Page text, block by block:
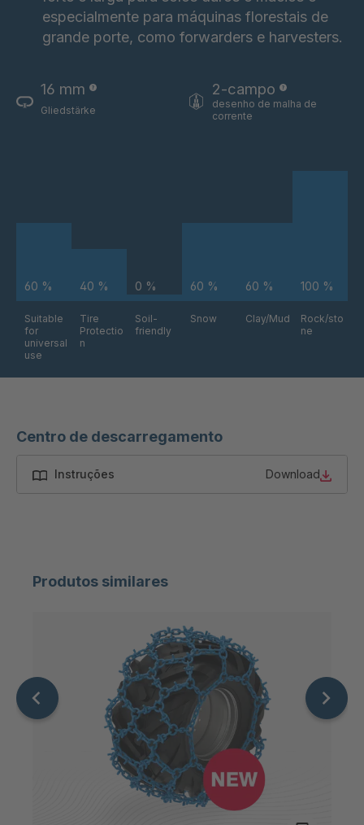
especialmente para máquinas florestais de
grande porte, como forwarders e harvesters.
16 mm
Gliedstärke
2-campo
desenho de malha de
corrente
60 %
Suitable
for
universal
use
40 %
Tire
Protectio
n
0 %
Soil-
friendly
60 %
Snow
60 %
Clay/Mud
100 %
Rock/sto
ne
Centro de descarregamento
Instruções Download
Produtos similares